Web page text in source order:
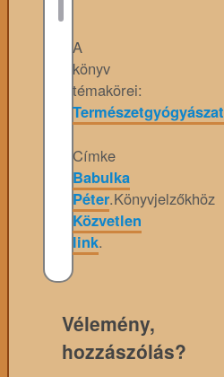
A
könyv
témakörei:
Természetgyógyászat
Címke
Babulka
Péter.Könyvjelzőkhöz
Közvetlen
link.
Vélemény,
hozzászólás?